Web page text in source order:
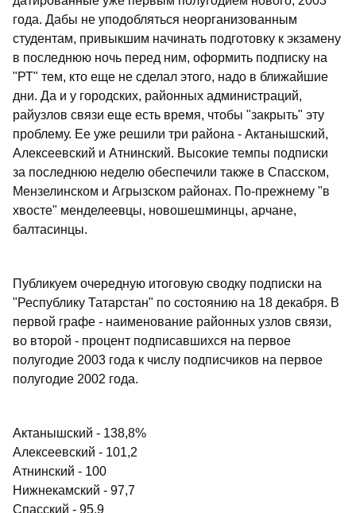
года. Дабы не уподобляться неорганизованным
студентам, привыкшим начинать подготовку к экзамену
в последнюю ночь перед ним, оформить подписку на
"РТ" тем, кто еще не сделал этого, надо в ближайшие
дни. Да и у городских, районных администраций,
райузлов связи еще есть время, чтобы "закрыть" эту
проблему. Ее уже решили три района - Актанышский,
Алексеевский и Атнинский. Высокие темпы подписки
за последнюю неделю обеспечили также в Спасском,
Мензелинском и Агрызском районах. По-прежнему "в
хвосте" менделеевцы, новошешминцы, арчане,
балтасинцы.
Публикуем очередную итоговую сводку подписки на
"Республику Татарстан" по состоянию на 18 декабря. В
первой графе - наименование районных узлов связи,
во второй - процент подписавшихся на первое
полугодие 2003 года к числу подписчиков на первое
полугодие 2002 года.
Актанышский - 138,8%
Алексеевский - 101,2
Атнинский - 100
Нижнекамский - 97,7
Спасский - 95,9